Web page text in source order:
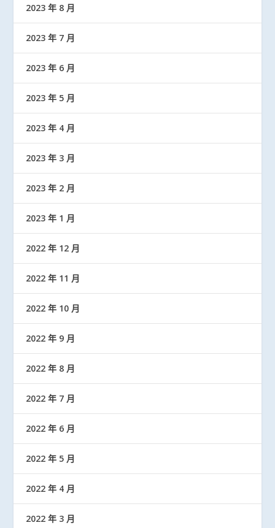
2023 年 8 月
2023 年 7 月
2023 年 6 月
2023 年 5 月
2023 年 4 月
2023 年 3 月
2023 年 2 月
2023 年 1 月
2022 年 12 月
2022 年 11 月
2022 年 10 月
2022 年 9 月
2022 年 8 月
2022 年 7 月
2022 年 6 月
2022 年 5 月
2022 年 4 月
2022 年 3 月